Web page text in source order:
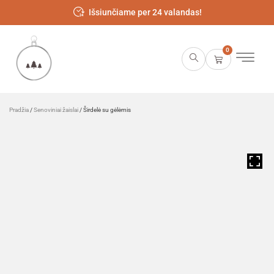
Išsiunčiame per 24 valandas!
0
Pradžia /Senoviniai žaislai / Širdelė su gėlėmis